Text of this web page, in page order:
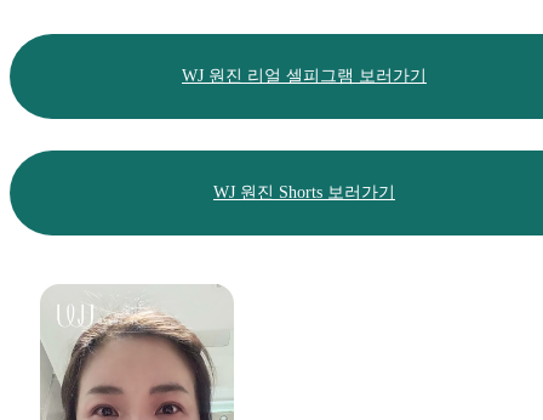
WJ 원진 리얼 셀피그램 보러가기
WJ 원진 Shorts 보러가기